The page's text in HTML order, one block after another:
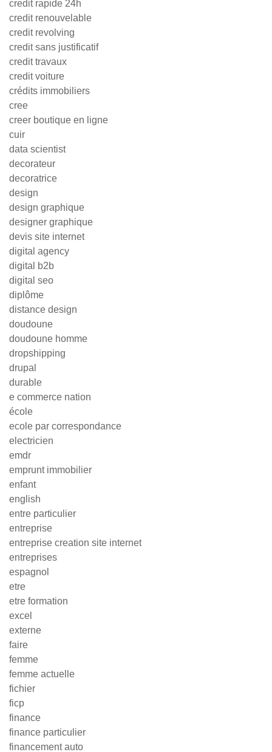
credit rapide 24h
credit renouvelable
credit revolving
credit sans justificatif
credit travaux
credit voiture
crédits immobiliers
cree
creer boutique en ligne
cuir
data scientist
decorateur
decoratrice
design
design graphique
designer graphique
devis site internet
digital agency
digital b2b
digital seo
diplôme
distance design
doudoune
doudoune homme
dropshipping
drupal
durable
e commerce nation
école
ecole par correspondance
electricien
emdr
emprunt immobilier
enfant
english
entre particulier
entreprise
entreprise creation site internet
entreprises
espagnol
etre
etre formation
excel
externe
faire
femme
femme actuelle
fichier
ficp
finance
finance particulier
financement auto